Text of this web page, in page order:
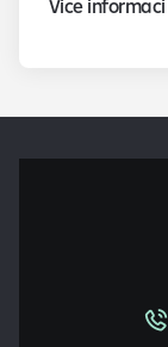
Více informací